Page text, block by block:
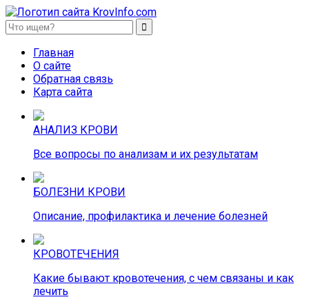
KrovInfo.com
Медицинский сайт о кровеносной системе.
Главная
О сайте
Обратная связь
Карта сайта
АНАЛИЗ КРОВИ
Все вопросы по анализам и их результатам
БОЛЕЗНИ КРОВИ
Описание, профилактика и лечение болезней
КРОВОТЕЧЕНИЯ
Какие бывают кровотечения, с чем связаны и как
лечить